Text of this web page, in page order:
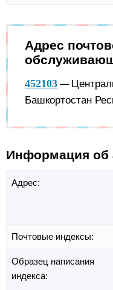
Адрес
452103 —
Башкортостан
Информация об
Адрес:
Почтовые индексы:
Образец написания
индекса: